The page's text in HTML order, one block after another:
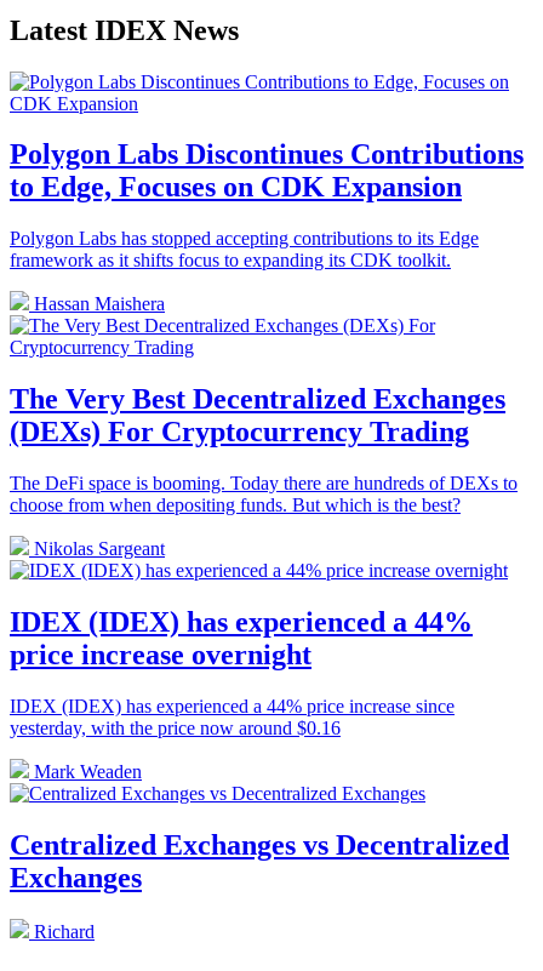
Latest IDEX News
Polygon Labs Discontinues Contributions
to Edge, Focuses on CDK Expansion
Polygon Labs has stopped accepting contributions to its Edge
framework as it shifts focus to expanding its CDK toolkit.
Hassan Maishera
The Very Best Decentralized Exchanges
(DEXs) For Cryptocurrency Trading
The DeFi space is booming. Today there are hundreds of DEXs to
choose from when depositing funds. But which is the best?
Nikolas Sargeant
IDEX (IDEX) has experienced a 44%
price increase overnight
IDEX (IDEX) has experienced a 44% price increase since
yesterday, with the price now around $0.16
Mark Weaden
Centralized Exchanges vs Decentralized
Exchanges
Richard